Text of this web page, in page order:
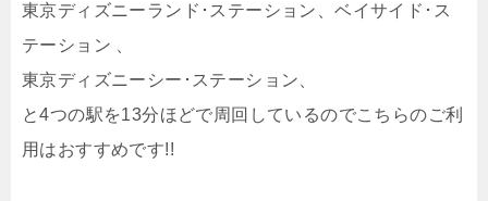
東京ディズニーランド･ステーション、ベイサイド･ス
テーション 、
東京ディズニーシー･ステーション、
と4つの駅を13分ほどで周回しているのでこちらのご利
用はおすすめです!!